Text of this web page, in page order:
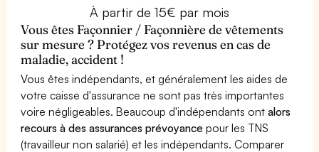
À partir de 15€ par mois
Vous êtes Façonnier / Façonnière de vêtements
sur mesure ? Protégez vos revenus en cas de
maladie, accident !
Vous êtes indépendants, et généralement les aides de
votre caisse d'assurance ne sont pas très importantes
voire négligeables. Beaucoup d'indépendants ontalors
recours à des assurances prévoyance pour les TNS
(travailleur non salarié) et les indépendants. Comparer